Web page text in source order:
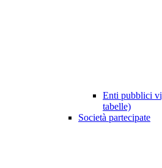
Enti pubblici
tabelle)
Società partecipate